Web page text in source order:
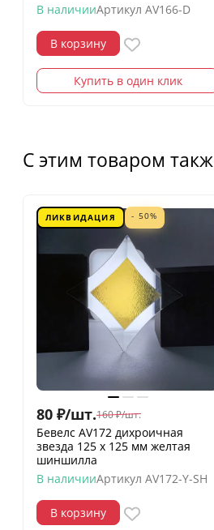
В наличииАртикул AV166-D
В корзину
Купить в один клик
С этим товаром
ЛИКВИДАЦИЯ - 50%
80 ₽/шт.160 ₽/шт.
Бевелс AV172 дихроичная
звезда 125 х 125 мм желтая
шиншилла
В наличииАртикул AV172-Y-SH
В корзину